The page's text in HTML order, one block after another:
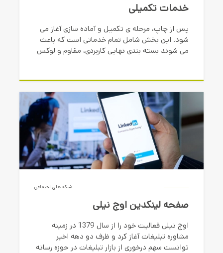
خدمات تکمیلی
پس از چاپ، مرحله ی تکمیل و آماده سازی آغاز می
شود. این بخش شامل تمام خدماتی است که باعث
می شوند بسته بندی نهایی کاربردی، مقاوم و لوکس
شبکه های اجتماعی
صفحه لینکدین اوج نیلی
اوج نیلی فعالیت خود را از سال 1379 در زمینه
مشاوره تبلیغات آغاز کرد و ظرف دو دهه اخیر
توانست سهم درخوری از بازار تبلیغات در حوزه رسانه